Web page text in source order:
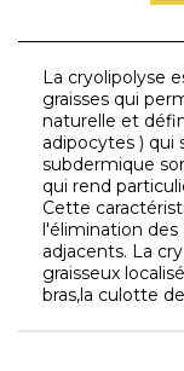
La cryolipolyse
graisses qui
naturelle et
adipocytes ) qui
subdermique
qui rend
Cette
l'élimination des
adjacents. La
graisseux
bras,la culotte